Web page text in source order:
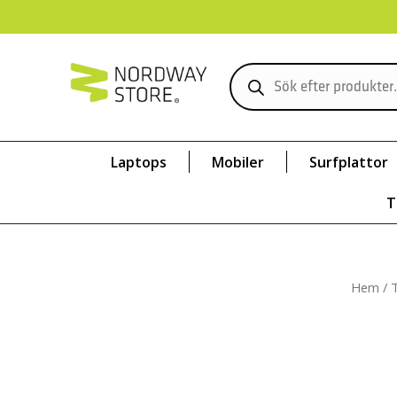
Laptops Mobiler Surfplattor
Hem /